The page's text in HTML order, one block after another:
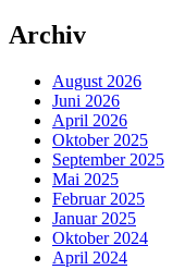
Archiv
August 2026
Juni 2026
April 2026
Oktober 2025
September 2025
Mai 2025
Februar 2025
Januar 2025
Oktober 2024
April 2024